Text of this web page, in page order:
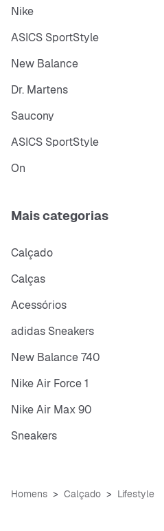
Nike
ASICS SportStyle
New Balance
Dr. Martens
Saucony
ASICS SportStyle
On
Mais categorias
Calçado
Calças
Acessórios
adidas Sneakers
New Balance 740
Nike Air Force 1
Nike Air Max 90
Sneakers
Homens Calçado Lifestyle